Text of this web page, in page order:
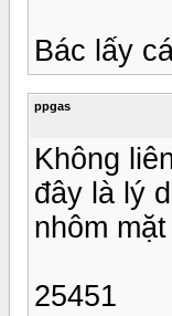
Bác lấy
ppgas
Không
đây là lý
nhôm
25451